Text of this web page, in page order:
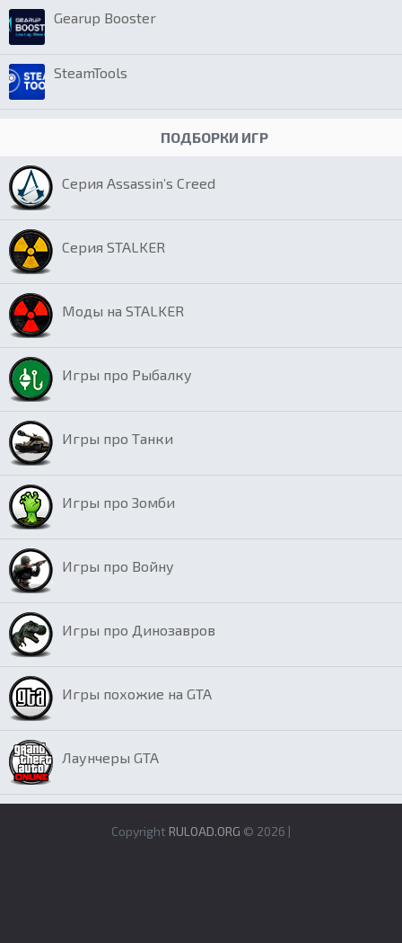
Gearup Booster
SteamTools
ПОДБОРКИ ИГР
Серия Assassin’s Creed
Серия STALKER
Моды на STALKER
Игры про Рыбалку
Игры про Танки
Игры про Зомби
Игры про Войну
Игры про Динозавров
Игры похожие на GTA
Лаунчеры GTA
Copyright RULOAD.ORG © 2026 |